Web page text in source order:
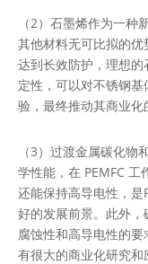
（2）石墨烯作为一
其他材料无可比拟的
达到长效防护，理想
定性，可以对不锈钢
验，最终推动其商业化
（3）过渡金属碳化
学性能，在 PEMFC 工
还能保持高导电性，是
好的发展前景。此外
腐蚀性和高导电性的
有很大的商业化研究和